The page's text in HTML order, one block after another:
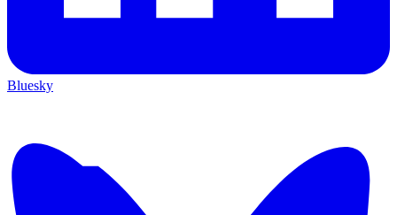
Bluesky